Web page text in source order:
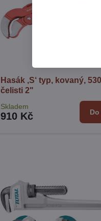
Hasák ‚S‘ typ, kovaný,
čelisti 2"
Skladem
910 Kč